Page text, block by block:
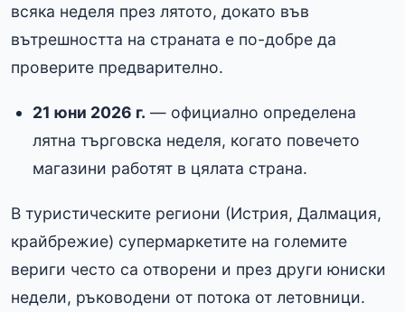
всяка неделя през лятото, докато във
вътрешността на страната е по-добре да
проверите предварително.
21 юни 2026 г. — официално определена
лятна търговска неделя, когато повечето
магазини работят в цялата страна.
В туристическите региони (Истрия, Далмация,
крайбрежие) супермаркетите на големите
вериги често са отворени и през други юниски
недели, ръководени от потока от летовници.